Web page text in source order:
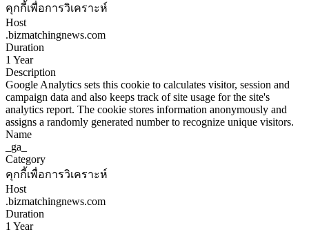
คุกกี้เพื่อการวิเคราะห์
Host
.bizmatchingnews.com
Duration
1 Year
Description
Google Analytics sets this cookie to calculates visitor, session and
campaign data and also keeps track of site usage for the site's
analytics report. The cookie stores information anonymously and
assigns a randomly generated number to recognize unique visitors.
Name
_ga_
Category
คุกกี้เพื่อการวิเคราะห์
Host
.bizmatchingnews.com
Duration
1 Year